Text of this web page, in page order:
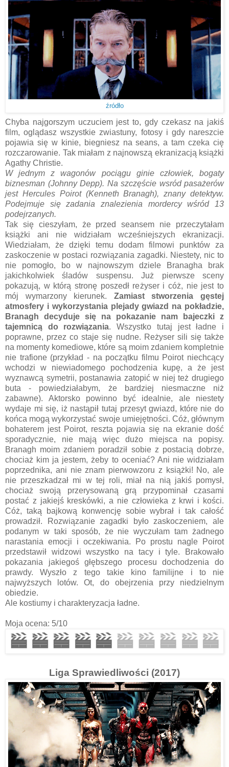
źródło
Chyba najgorszym uczuciem jest to, gdy czekasz na jakiś
film, oglądasz wszystkie zwiastuny, fotosy i gdy nareszcie
pojawia się w kinie, biegniesz na seans, a tam czeka cię
rozczarowanie. Tak miałam z najnowszą ekranizacją książki
Agathy Christie.
W jednym z wagonów pociągu ginie człowiek, bogaty
biznesman (Johnny Depp). Na szczęście wsród pasażerów
jest Hercules Poirot (Kenneth Branagh), znany detektyw.
Podejmuje się zadania znalezienia mordercy wśród 13
podejrzanych.
Tak się cieszyłam, że przed seansem nie przeczytałam
książki ani nie widziałam wcześniejszych ekranizacji.
Wiedziałam, że dzięki temu dodam filmowi punktów za
zaskoczenie w postaci rozwiązania zagadki. Niestety, nic to
nie pomogło, bo w najnowszym dziele Branagha brak
jakichkolwiek śladów suspensu. Już pierwsze sceny
pokazują, w którą stronę poszedł reżyser i cóż, nie jest to
mój wymarzony kierunek. Zamiast stworzenia gęstej
atmosfery i wykorzystania plejady gwiazd na pokładzie,
Branagh decyduje się na pokazanie nam bajeczki z
tajemnicą do rozwiązania. Wszystko tutaj jest ładne i
poprawne, przez co staje się nudne. Reżyser sili się także
na momenty komediowe, które są moim zdaniem kompletnie
nie trafione (przykład - na początku filmu Poirot niechcący
wchodzi w niewiadomego pochodzenia kupę, a że jest
wyznawcą symetrii, postanawia zatopić w niej też drugiego
buta - powiedziałabym, że bardziej niesmaczne niż
zabawne). Aktorsko powinno być idealnie, ale niestety
wydaje mi się, iż nastąpił tutaj przesyt gwiazd, które nie do
końca mogą wykorzystać swoje umiejętności. Cóż, głównym
bohaterem jest Poirot, reszta pojawia się na ekranie dość
sporadycznie, nie mają więc dużo miejsca na popisy.
Branagh moim zdaniem poradził sobie z postacią dobrze,
chociaż kim ja jestem, żeby to oceniać? Ani nie widziałam
poprzednika, ani nie znam pierwowzoru z książki! No, ale
nie przeszkadzał mi w tej roli, miał na nią jakiś pomysł,
chociaż swoją przerysowaną grą przypominał czasami
postać z jakiejś kreskówki, a nie człowieka z krwi i kości.
Cóż, taką bajkową konwencję sobie wybrał i tak całość
prowadził. Rozwiązanie zagadki było zaskoczeniem, ale
podanym w taki sposób, że nie wyczułam tam żadnego
narastania emocji i oczekiwania. Po prostu nagle Poirot
przedstawił widzowi wszystko na tacy i tyle. Brakowało
pokazania jakiegoś głębszego procesu dochodzenia do
prawdy. Wyszło z tego takie kino familijne i to nie
najwyższych lotów. Ot, do obejrzenia przy niedzielnym
obiedzie.
Ale kostiumy i charakteryzacja ładne.
Moja ocena: 5/10
Liga Sprawiedliwości (2017)